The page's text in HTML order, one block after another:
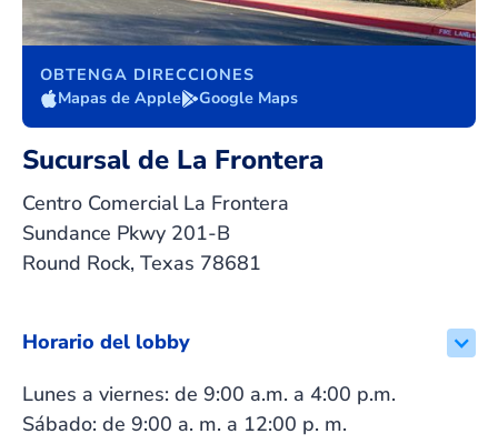
OBTENGA DIRECCIONES
Mapas de Apple
Google Maps
Sucursal de La Frontera
Centro Comercial La Frontera
Sundance Pkwy 201-B
Round Rock, Texas 78681
Horario del lobby
Lunes a viernes: de 9:00 a.m. a 4:00 p.m.
Sábado: de 9:00 a. m. a 12:00 p. m.